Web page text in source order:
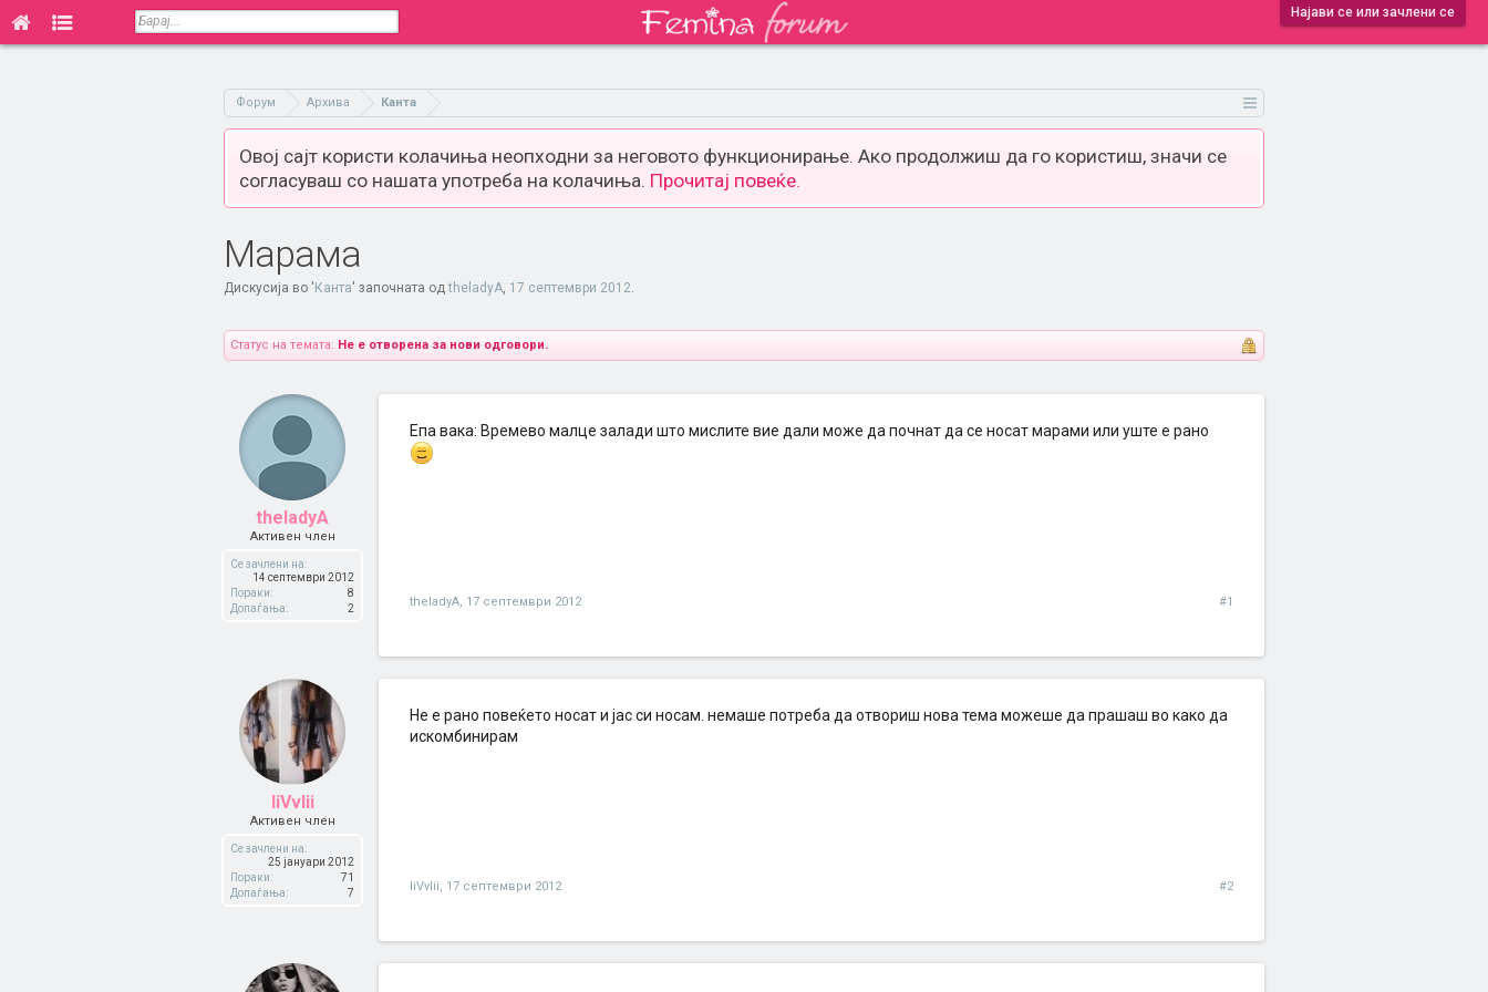
Најави се или зачлени се
Форум Архива Канта
Овој сајт користи колачиња неопходни за неговото функционирање. Ако продолжиш да го користиш, значи се
согласуваш со нашата употреба на колачиња. Прочитај повеќе.
Марама
Дискусија во ' Канта' започната одtheladyA, 17 септември 2012.
Статус на темата: Не е отворена за нови одговори.
theladyA
Активен член
Се зачлени на:
14 септември 2012
Пораки:
8
Допаѓања:
2
Епа вака: Времево малце залади што мислите вие дали може да почнат да се носат марами или уште е рано
theladyA, 17 септември 2012 #1
IiVvIii
Активен член
Се зачлени на:
25 јануари 2012
Пораки:
71
Допаѓања:
7
Не е рано повеќето носат и јас си носам. немаше потреба да отвориш нова тема можеше да прашаш во како да
искомбинирам
IiVvIii, 17 септември 2012 #2